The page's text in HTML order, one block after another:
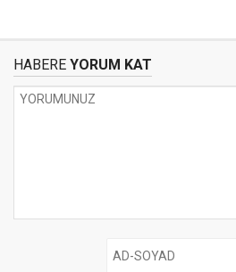
HABERE YORUM KAT